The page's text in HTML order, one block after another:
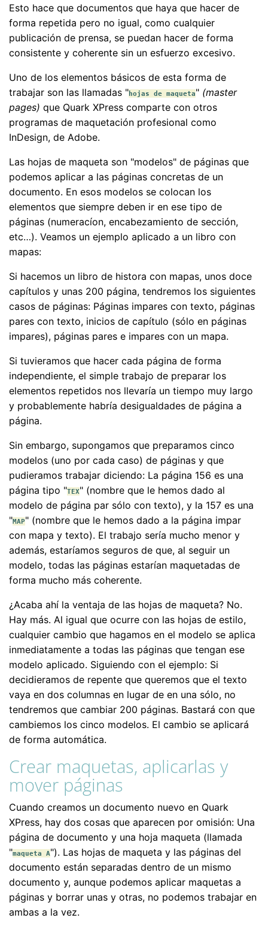
Esto hace que documentos que haya que hacer de
forma repetida pero no igual, como cualquier
publicación de prensa, se puedan hacer de forma
consistente y coherente sin un esfuerzo excesivo.
Uno de los elementos básicos de esta forma de
trabajar son las llamadas "hojas de maqueta" (master
pages) que Quark XPress comparte con otros
programas de maquetación profesional como
InDesign, de Adobe.
Las hojas de maqueta son "modelos" de páginas que
podemos aplicar a las páginas concretas de un
documento. En esos modelos se colocan los
elementos que siempre deben ir en ese tipo de
páginas (numeracíon, encabezamiento de sección,
etc…). Veamos un ejemplo aplicado a un libro con
mapas:
Si hacemos un libro de histora con mapas, unos doce
capítulos y unas 200 página, tendremos los siguientes
casos de páginas: Páginas impares con texto, páginas
pares con texto, inicios de capítulo (sólo en páginas
impares), páginas pares e impares con un mapa.
Si tuvieramos que hacer cada página de forma
independiente, el simple trabajo de preparar los
elementos repetidos nos llevaría un tiempo muy largo
y probablemente habría desigualdades de página a
página.
Sin embargo, supongamos que preparamos cinco
modelos (uno por cada caso) de páginas y que
pudieramos trabajar diciendo: La página 156 es una
página tipo "TEX" (nombre que le hemos dado al
modelo de página par sólo con texto), y la 157 es una
"MAP" (nombre que le hemos dado a la página impar
con mapa y texto). El trabajo sería mucho menor y
además, estaríamos seguros de que, al seguir un
modelo, todas las páginas estarían maquetadas de
forma mucho más coherente.
¿Acaba ahí la ventaja de las hojas de maqueta? No.
Hay más. Al igual que ocurre con las hojas de estilo,
cualquier cambio que hagamos en el modelo se aplica
inmediatamente a todas las páginas que tengan ese
modelo aplicado. Siguiendo con el ejemplo: Si
decidieramos de repente que queremos que el texto
vaya en dos columnas en lugar de en una sólo, no
tendremos que cambiar 200 páginas. Bastará con que
cambiemos los cinco modelos. El cambio se aplicará
de forma automática.
Crear maquetas, aplicarlas y
mover páginas
Cuando creamos un documento nuevo en Quark
XPress, hay dos cosas que aparecen por omisión: Una
página de documento y una hoja maqueta (llamada
"maqueta A"). Las hojas de maqueta y las páginas del
documento están separadas dentro de un mismo
documento y, aunque podemos aplicar maquetas a
páginas y borrar unas y otras, no podemos trabajar en
ambas a la vez.